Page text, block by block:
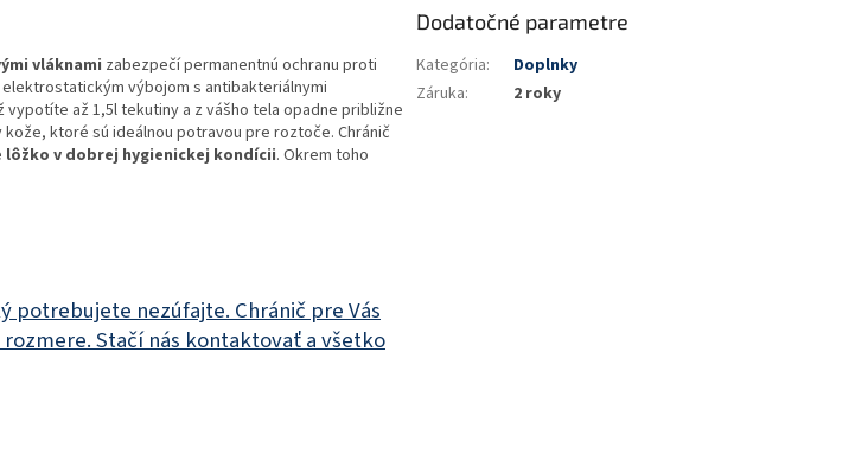
vláknami zabezpečí permanentnú ochranu proti
výbojom s antibakteriálnymi
až 1,5l tekutiny a z vášho tela opadne približne
ktoré sú ideálnou potravou pre roztoče. Chránič
lôžko v dobrej hygienickej kondícii. Okrem toho
potrebujete nezúfajte. Chránič pre Vás
Stačí nás kontaktovať a všetko
Dodatočné parametre
Kategória:
Doplnky
Záruka: 2 roky